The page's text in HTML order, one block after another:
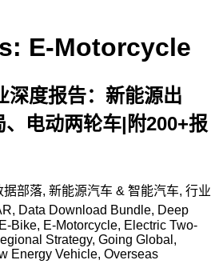
E-Motorcycle
深度报告：新能源出
、电动两轮车|附200+报
据部落, 新能源汽车 & 智能汽车, 行业
, Data Download Bundle, Deep
E-Bike, E-Motorcycle, Electric Two-
Strategy, Going Global ,
Energy Vehicle, Overseas